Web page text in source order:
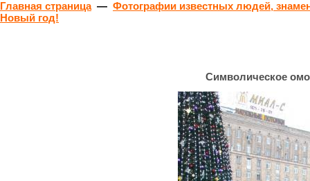
Главная страница— Фотографии известных людей,
Новый год!
Символическое